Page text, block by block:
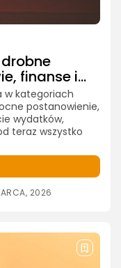
finanse i...
w kategoriach
postanowienie,
wydatków,
teraz wszystko
2026